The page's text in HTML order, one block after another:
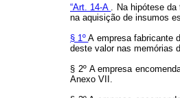
“Art. 14-A . Na hipótese da
na aquisição de insumos
§ 1ºA empresa fabricante
deste valor nas memórias
§ 2º A empresa
Anexo VII.